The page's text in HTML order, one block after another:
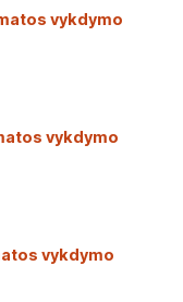
vykdymo
vykdymo
vykdymo